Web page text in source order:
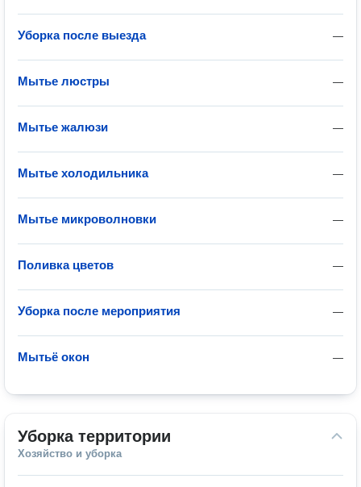
—
Уборка после выезда
—
Мытье люстры
—
Мытье жалюзи
—
Мытье холодильника
—
Мытье микроволновки
—
Поливка цветов
—
Уборка после мероприятия
—
Мытьё окон
Уборка территории
Хозяйство и уборка